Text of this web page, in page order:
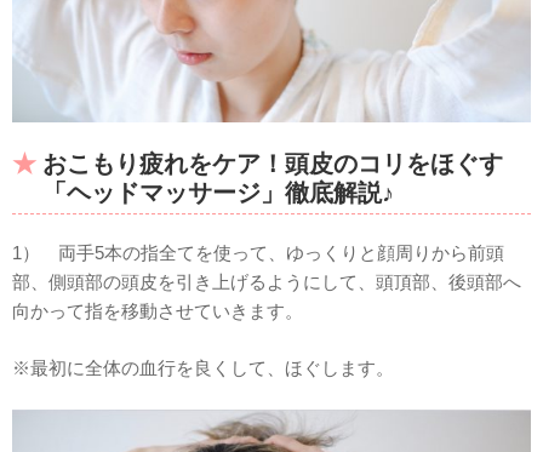
おこもり疲れをケア！頭皮のコリをほぐす
「ヘッドマッサージ」徹底解説♪
1） 両手5本の指全てを使って、ゆっくりと顔周りから前頭
部、側頭部の頭皮を引き上げるようにして、頭頂部、後頭部へ
向かって指を移動させていきます。
※最初に全体の血行を良くして、ほぐします。